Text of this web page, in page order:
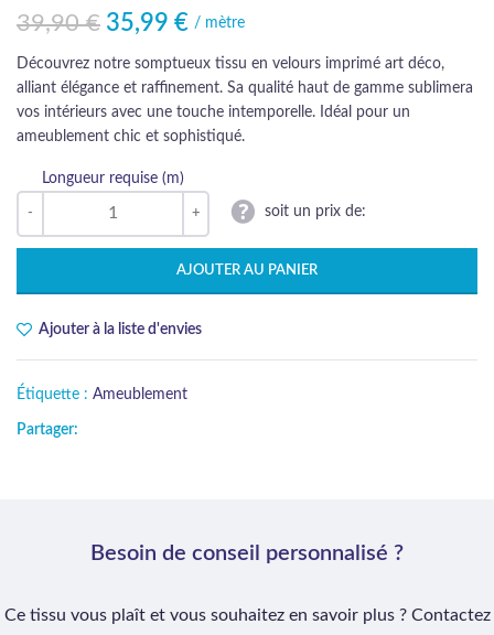
39,90€
Le prix initial était : 39,90 €.
35,99 €
Le prix actuel est : 35,99 €./ mètre
Découvrez notre somptueux tissu en velours imprimé art déco,
alliant élégance et raffinement. Sa qualité haut de gamme sublimera
vos intérieurs avec une touche intemporelle. Idéal pour un
ameublement chic et sophistiqué.
Longueur requise (m)
soit un prix de:
AJOUTER AU PANIER
Ajouter à la liste d'envies
Étiquette : Ameublement
Partager:
Besoin de conseil personnalisé ?
Ce tissu vous plaît et vous souhaitez en savoir plus ? Contactez